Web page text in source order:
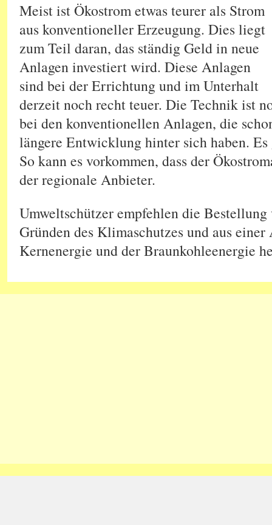
Meist ist Ökostrom etwas teurer als Strom
aus konventioneller Erzeugung. Dies liegt
zum Teil daran, das ständig Geld in neue
Anlagen investiert wird. Diese Anlagen
sind bei der Errichtung und im Unterhalt
derzeit noch recht teuer. Die Technik ist
bei den konventionellen Anlagen, die
längere Entwicklung hinter sich haben.
So kann es vorkommen, dass der
der regionale Anbieter.
Umweltschützer empfehlen die
Gründen des Klimaschutzes und aus
Kernenergie und der Braunkohleenergie